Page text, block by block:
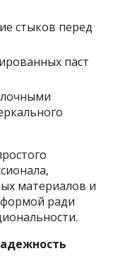
стыков перед
паст
материалов и
формой ради